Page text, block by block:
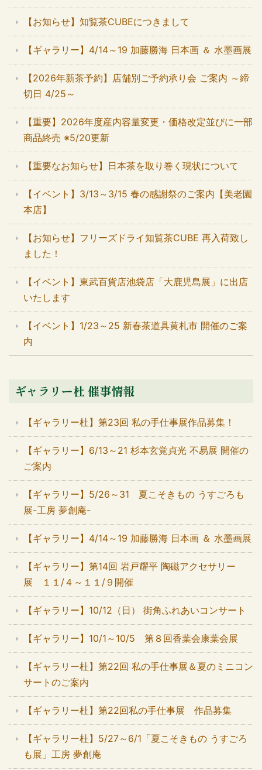
【お知らせ】知覧茶CUBEにつきまして
【ギャラリー】4/14～19 加藤勝海 日本画 ＆ 水墨画展
【2026年新茶予約】店舗別ご予約承り会 ご案内 ～締
切日 4/25～
【重要】2026年度産内容量変更・価格改定並びに一部
商品終売 ※5/20更新
【重要なお知らせ】日本茶を取り巻く現状について
【イベント】3/13～3/15 春の感謝祭のご案内【美老園
本店】
【お知らせ】フリーズドライ知覧茶CUBE 再入荷致し
ました！
【イベント】東武百貨店池袋店「大鹿児島展」に出店
いたします
【イベント】1/23～25 新春茶道具黄札市 開催のご案
内
ギャラリー杜 催事情報
【ギャラリー杜】第23回 私の手仕事展作品募集！
【ギャラリー】6/13～21 杉本玄覚貞光 不易展 開催の
ご案内
【ギャラリー】5/26～31 夏こそきもの うすごろも
展-工房 夢創庵-
【ギャラリー】4/14～19 加藤勝海 日本画 ＆ 水墨画展
【ギャラリー】第14回 岩戸耀平 陶磁アクセサリー
展 １１/４～１１/９開催
【ギャラリー】10/12（日） 街角ふれあいコンサート
【ギャラリー】10/1～10/5 第８回香葉会康葉会展
【ギャラリー杜】第22回 私の手仕事展＆夏のミニコン
サートのご案内
【ギャラリー杜】第22回私の手仕事展 作品募集
【ギャラリー杜】5/27～6/1「夏こそきもの うすごろ
も展」工房 夢創庵